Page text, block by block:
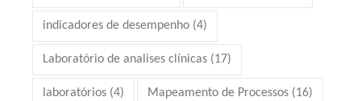
indicadores de desempenho (4)
Laboratório de analises clínicas (17)
laboratórios (4) Mapeamento de Processos (16)